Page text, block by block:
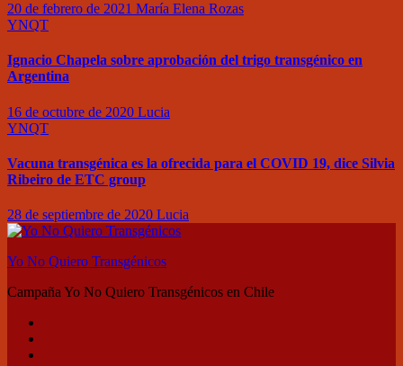
20 de febrero de 2021 María Elena Rozas
YNQT
Ignacio Chapela sobre aprobación del trigo transgénico en
Argentina
16 de octubre de 2020 Lucia
YNQT
Vacuna transgénica es la ofrecida para el COVID 19, dice Silvia
Ribeiro de ETC group
28 de septiembre de 2020 Lucia
Yo No Quiero Transgénicos
Campaña Yo No Quiero Transgénicos en Chile